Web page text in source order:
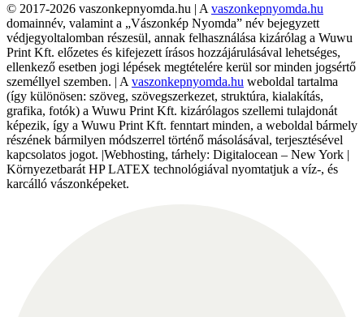
© 2017-2026 vaszonkepnyomda.hu | A vaszonkepnyomda.hu
domainnév, valamint a „Vászonkép Nyomda” név bejegyzett
védjegyoltalomban részesül, annak felhasználása kizárólag a Wuwu
Print Kft. előzetes és kifejezett írásos hozzájárulásával lehetséges,
ellenkező esetben jogi lépések megtételére kerül sor minden jogsértő
személlyel szemben. | A vaszonkepnyomda.hu weboldal tartalma
(így különösen: szöveg, szövegszerkezet, struktúra, kialakítás,
grafika, fotók) a Wuwu Print Kft. kizárólagos szellemi tulajdonát
képezik, így a Wuwu Print Kft. fenntart minden, a weboldal bármely
részének bármilyen módszerrel történő másolásával, terjesztésével
kapcsolatos jogot. |Webhosting, tárhely: Digitalocean – New York |
Környezetbarát HP LATEX technológiával nyomtatjuk a víz-, és
karcálló vászonképeket.